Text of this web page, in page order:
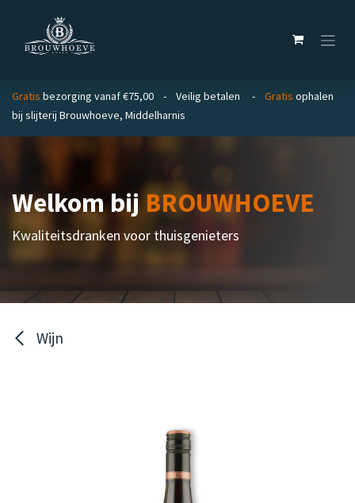
Gratis bezorging vanaf €75,00 - Veilig betalen - Gratis ophalen
bij slijterij Brouwhoeve, Middelharnis
Welkom bijBROUWHOEVE
Kwaliteitsdranken voor thuisgenieters
Wijn